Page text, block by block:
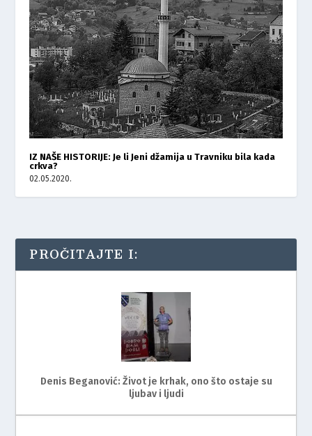
IZ NAŠE HISTORIJE: Je li Jeni džamija u Travniku bila kada
crkva?
02.05.2020.
PROČITAJTE I:
Denis Beganović: Život je krhak, ono što ostaje su
ljubav i ljudi